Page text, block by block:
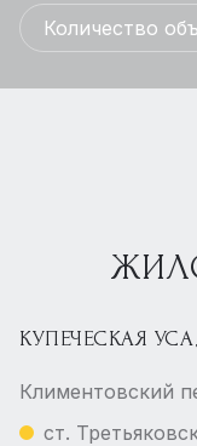
Количество
КУПЕЧЕСКАЯ
Климентовский
ст.